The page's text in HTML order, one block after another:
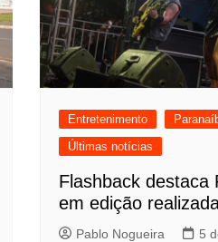
Entretenimento
Últimas notícias
Flashback destaca
em edição
Pablo Nogueira
5